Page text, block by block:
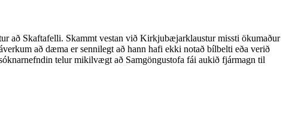
að Skaftafelli. Skammt vestan við Kirkjubæjarklaustur missti ökumaður
að dæma er sennilegt að hann hafi ekki notað bílbelti eða verið
telur mikilvægt að Samgöngustofa fái aukið fjármagn til